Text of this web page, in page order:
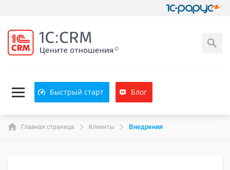
Быстрый старт Блог
Главная страница Клиенты Внедрения